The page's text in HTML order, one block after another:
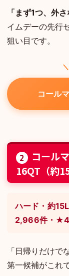
「まず1つ、外
イムデーの先行
狙い目です。
コール
2
コール
16QT（約
ハード・約
2,966件・
「日帰りだけ
第一候補がこれで